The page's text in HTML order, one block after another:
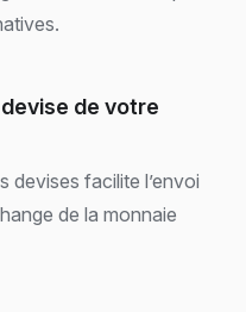
devise de votre
devises facilite l’envoi
de la monnaie